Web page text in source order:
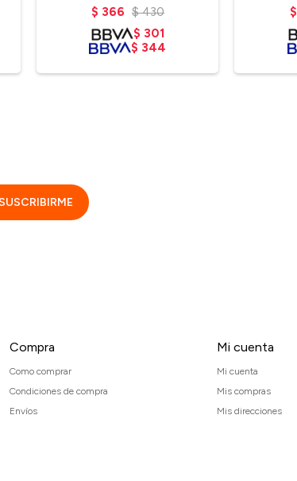
$ 366 $ 430
$ 301
$ 344
$
Compra
Como comprar
Condiciones de compra
Envíos
Mi cuenta
Mi cuenta
Mis compras
Mis direcciones
SUSCRIBIRME